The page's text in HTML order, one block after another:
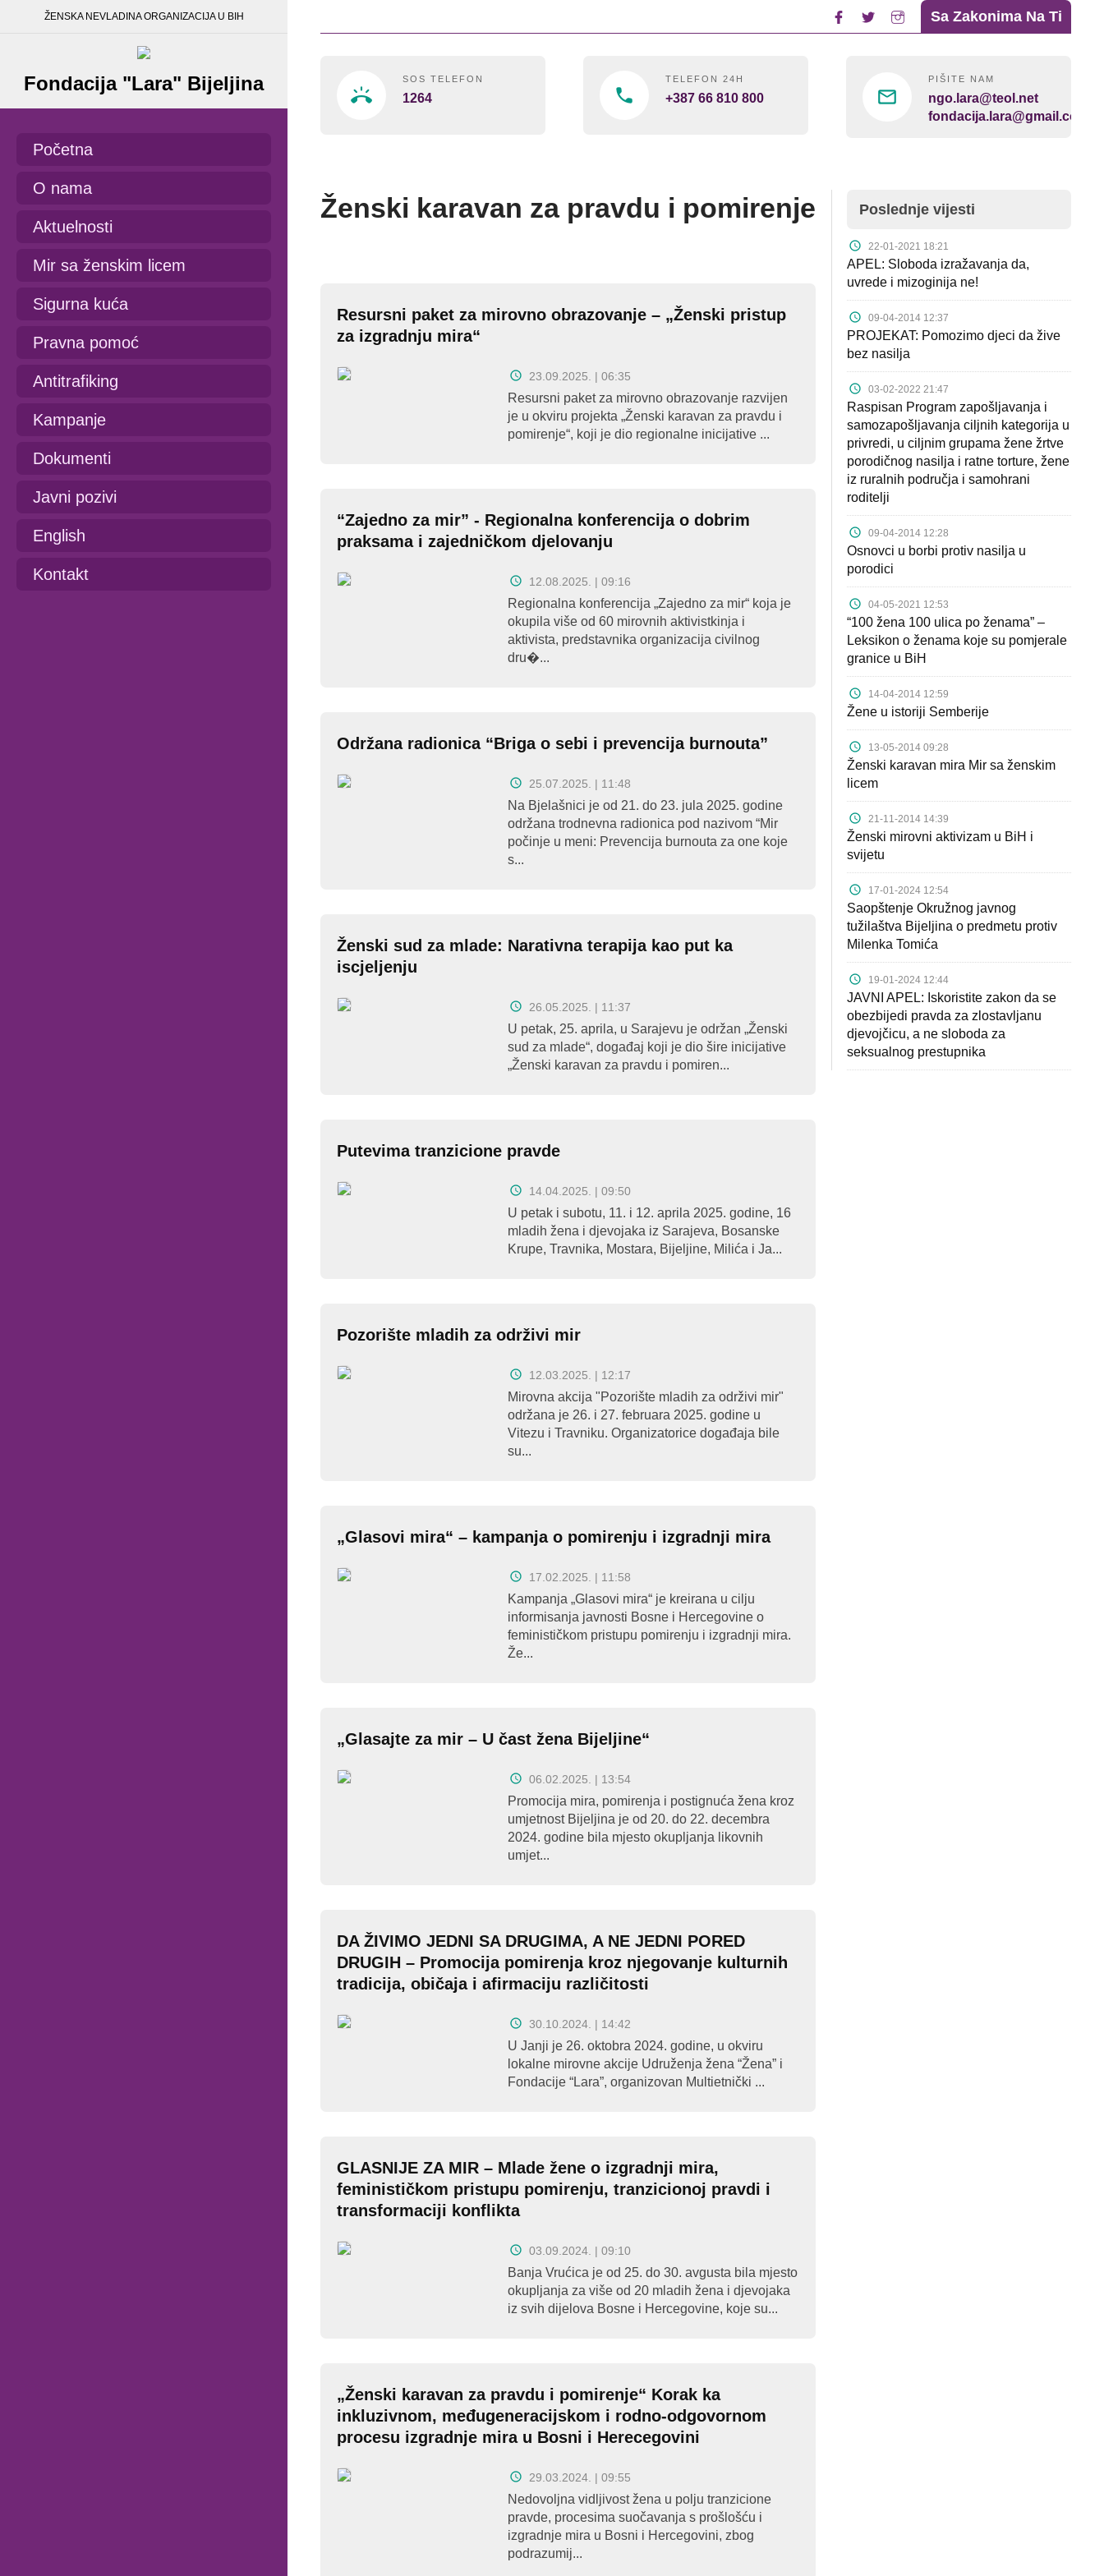
Sa Zakonima Na Ti
SOS TELEFON
1264
TELEFON 24H
+387 66 810 800
PIŠITE NAM
ngo.lara@teol.net
fondacija.lara@gmail.com
ŽENSKA NEVLADINA ORGANIZACIJA U BIH
Fondacija "Lara" Bijeljina
Početna
O nama
Aktuelnosti
Mir sa ženskim licem
Sigurna kuća
Pravna pomoć
Antitrafiking
Kampanje
Dokumenti
Javni pozivi
English
Kontakt
Ženski karavan za pravdu i pomirenje
Resursni paket za mirovno obrazovanje – „Ženski pristup
za izgradnju mira“
23.09.2025. | 06:35
Resursni paket za mirovno obrazovanje razvijen
je u okviru projekta „Ženski karavan za pravdu i
pomirenje“, koji je dio regionalne inicijative ...
“Zajedno za mir” - Regionalna konferencija o dobrim
praksama i zajedničkom djelovanju
12.08.2025. | 09:16
Regionalna konferencija „Zajedno za mir“ koja je
okupila više od 60 mirovnih aktivistkinja i
aktivista, predstavnika organizacija civilnog
dru�...
Održana radionica “Briga o sebi i prevencija burnouta”
25.07.2025. | 11:48
Na Bjelašnici je od 21. do 23. jula 2025. godine
održana trodnevna radionica pod nazivom “Mir
počinje u meni: Prevencija burnouta za one koje
s...
Ženski sud za mlade: Narativna terapija kao put ka
iscjeljenju
26.05.2025. | 11:37
U petak, 25. aprila, u Sarajevu je održan „Ženski
sud za mlade“, događaj koji je dio šire inicijative
„Ženski karavan za pravdu i pomiren...
Putevima tranzicione pravde
14.04.2025. | 09:50
U petak i subotu, 11. i 12. aprila 2025. godine, 16
mladih žena i djevojaka iz Sarajeva, Bosanske
Krupe, Travnika, Mostara, Bijeljine, Milića i Ja...
Pozorište mladih za održivi mir
12.03.2025. | 12:17
Mirovna akcija "Pozorište mladih za održivi mir"
održana je 26. i 27. februara 2025. godine u
Vitezu i Travniku. Organizatorice događaja bile
su...
„Glasovi mira“ – kampanja o pomirenju i izgradnji mira
17.02.2025. | 11:58
Kampanja „Glasovi mira“ je kreirana u cilju
informisanja javnosti Bosne i Hercegovine o
feminističkom pristupu pomirenju i izgradnji mira.
Že...
„Glasajte za mir – U čast žena Bijeljine“
06.02.2025. | 13:54
Promocija mira, pomirenja i postignuća žena kroz
umjetnost Bijeljina je od 20. do 22. decembra
2024. godine bila mjesto okupljanja likovnih
umjet...
DA ŽIVIMO JEDNI SA DRUGIMA, A NE JEDNI PORED
DRUGIH – Promocija pomirenja kroz njegovanje kulturnih
tradicija, običaja i afirmaciju različitosti
30.10.2024. | 14:42
U Janji je 26. oktobra 2024. godine, u okviru
lokalne mirovne akcije Udruženja žena “Žena” i
Fondacije “Lara”, organizovan Multietnički ...
GLASNIJE ZA MIR – Mlade žene o izgradnji mira,
feminističkom pristupu pomirenju, tranzicionoj pravdi i
transformaciji konflikta
03.09.2024. | 09:10
Banja Vrućica je od 25. do 30. avgusta bila mjesto
okupljanja za više od 20 mladih žena i djevojaka
iz svih dijelova Bosne i Hercegovine, koje su...
„Ženski karavan za pravdu i pomirenje“ Korak ka
inkluzivnom, međugeneracijskom i rodno-odgovornom
procesu izgradnje mira u Bosni i Herecegovini
29.03.2024. | 09:55
Nedovoljna vidljivost žena u polju tranzicione
pravde, procesima suočavanja s prošlošću i
izgradnje mira u Bosni i Hercegovini, zbog
podrazumij...
Poslednje vijesti
22-01-2021 18:21
APEL: Sloboda izražavanja da,
uvrede i mizoginija ne!
09-04-2014 12:37
PROJEKAT: Pomozimo djeci da žive
bez nasilja
03-02-2022 21:47
Raspisan Program zapošljavanja i
samozapošljavanja ciljnih kategorija u
privredi, u ciljnim grupama žene žrtve
porodičnog nasilja i ratne torture, žene
iz ruralnih područja i samohrani
roditelji
09-04-2014 12:28
Osnovci u borbi protiv nasilja u
porodici
04-05-2021 12:53
“100 žena 100 ulica po ženama” –
Leksikon o ženama koje su pomjerale
granice u BiH
14-04-2014 12:59
Žene u istoriji Semberije
13-05-2014 09:28
Ženski karavan mira Mir sa ženskim
licem
21-11-2014 14:39
Ženski mirovni aktivizam u BiH i
svijetu
17-01-2024 12:54
Saopštenje Okružnog javnog
tužilaštva Bijeljina o predmetu protiv
Milenka Tomića
19-01-2024 12:44
JAVNI APEL: Iskoristite zakon da se
obezbijedi pravda za zlostavljanu
djevojčicu, a ne sloboda za
seksualnog prestupnika